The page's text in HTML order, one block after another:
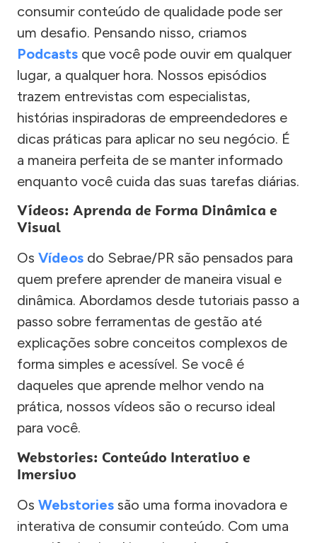
consumir conteúdo de qualidade pode ser
um desafio. Pensando nisso, criamos
Podcasts que você pode ouvir em qualquer
lugar, a qualquer hora. Nossos episódios
trazem entrevistas com especialistas,
histórias inspiradoras de empreendedores e
dicas práticas para aplicar no seu negócio. É
a maneira perfeita de se manter informado
enquanto você cuida das suas tarefas diárias.
Vídeos: Aprenda de Forma Dinâmica e
Visual
Os Vídeos do Sebrae/PR são pensados para
quem prefere aprender de maneira visual e
dinâmica. Abordamos desde tutoriais passo a
passo sobre ferramentas de gestão até
explicações sobre conceitos complexos de
forma simples e acessível. Se você é
daqueles que aprende melhor vendo na
prática, nossos vídeos são o recurso ideal
para você.
Webstories: Conteúdo Interativo e
Imersivo
Os Webstories são uma forma inovadora e
interativa de consumir conteúdo. Com uma